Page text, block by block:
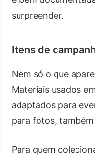
surpreender.
Itens de
Nem só o que
Materiais usados
adaptados para
para fotos,
Para quem